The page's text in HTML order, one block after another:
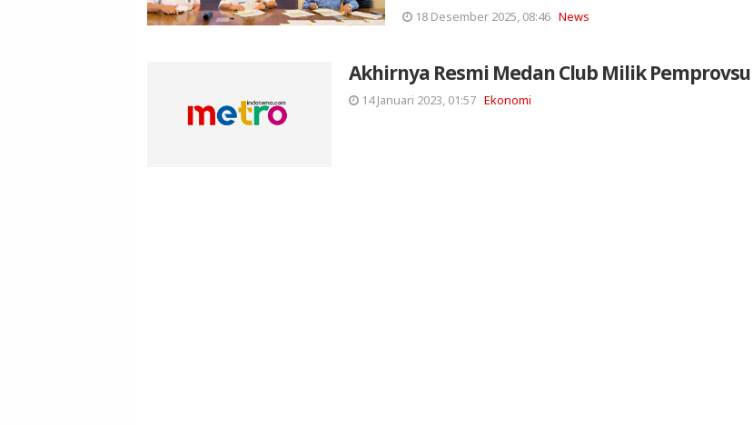
18 Desember 2025, 08:46 News
Akhirnya Resmi Medan Club Milik Pemprovsu
14 Januari 2023, 01:57 Ekonomi